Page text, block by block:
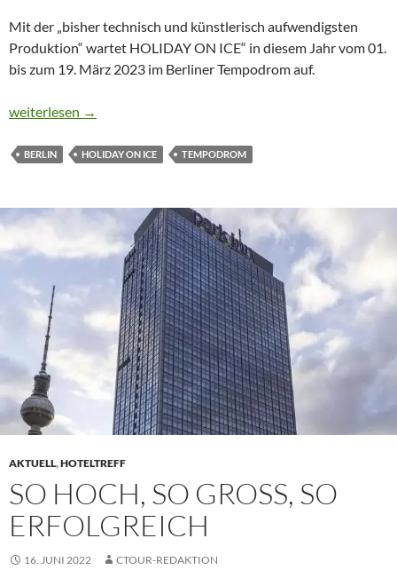
Mit der „bisher technisch und künstlerisch aufwendigsten
Produktion“ wartet HOLIDAY ON ICE“ in diesem Jahr vom 01.
bis zum 19. März 2023 im Berliner Tempodrom auf.
EISSHOW „A NEW DAY“ IN BERLIN
weiterlesen →
BERLIN HOLIDAY ON ICE TEMPODROM
AKTUELL,HOTELTREFF
SO HOCH, SO GROSS, SO
ERFOLGREICH
16. JUNI 2022 CTOUR-REDAKTION